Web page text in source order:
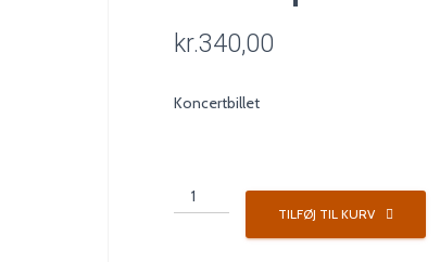
kr.340,00
Koncertbillet
Koncertpakke
1
TILFØJ TIL KURV